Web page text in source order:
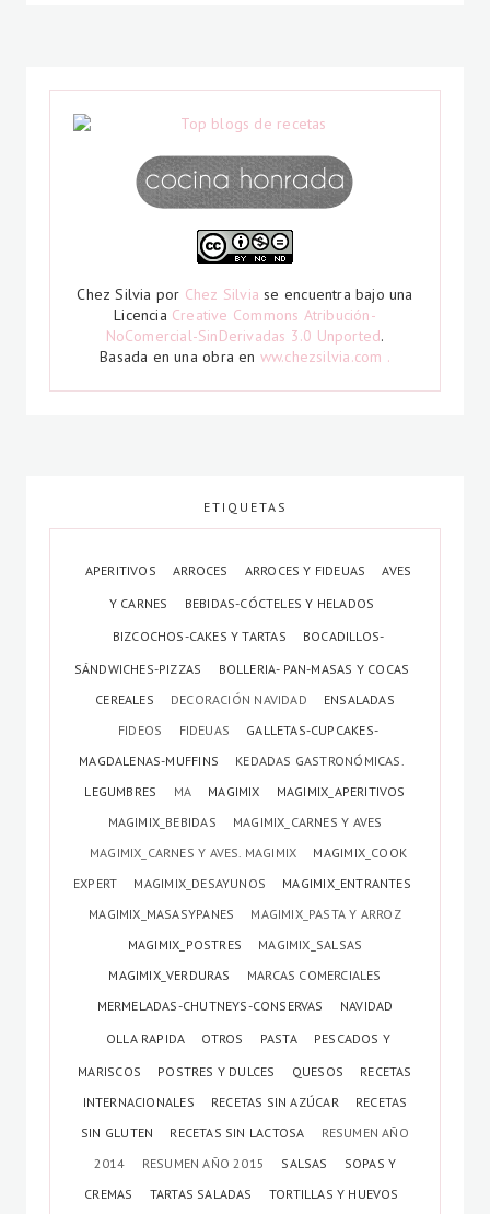
Chez Silvia por Chez Silvia se encuentra bajo una
Licencia Creative Commons Atribución-
NoComercial-SinDerivadas 3.0 Unported.
Basada en una obra en ww.chezsilvia.com .
ETIQUETAS
APERITIVOS ARROCES ARROCES Y FIDEUAS
AVES
Y CARNES
BEBIDAS-CÓCTELES Y HELADOS
BIZCOCHOS-CAKES Y TARTAS
BOCADILLOS-
SÁNDWICHES-PIZZAS
BOLLERIA- PAN-MASAS Y COCAS
CEREALES
DECORACIÓN NAVIDAD
ENSALADAS
FIDEOS
FIDEUAS
GALLETAS-CUPCAKES-
MAGDALENAS-MUFFINS
KEDADAS GASTRONÓMICAS.
LEGUMBRES
MA MAGIMIX
MAGIMIX_APERITIVOS
MAGIMIX_BEBIDAS
MAGIMIX_CARNES Y AVES
MAGIMIX_CARNES Y AVES. MAGIMIX
MAGIMIX_COOK
EXPERT
MAGIMIX_DESAYUNOS
MAGIMIX_ENTRANTES
MAGIMIX_MASASYPANES
MAGIMIX_PASTA Y ARROZ
MAGIMIX_POSTRES
MAGIMIX_SALSAS
MAGIMIX_VERDURAS
MARCAS COMERCIALES
MERMELADAS-CHUTNEYS-CONSERVAS
NAVIDAD
OLLA RAPIDA
OTROS PASTA
PESCADOS Y
MARISCOS
POSTRES Y DULCES QUESOS
RECETAS
INTERNACIONALES
RECETAS SIN AZÚCAR
RECETAS
SIN GLUTEN
RECETAS SIN LACTOSA
RESUMEN AÑO
2014
RESUMEN AÑO 2015 SALSAS
SOPAS Y
CREMAS
TARTAS SALADAS TORTILLAS Y HUEVOS